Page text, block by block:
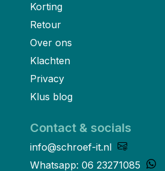
Korting
Retour
Over ons
Klachten
Privacy
Klus blog
Contact & socials
info@schroef-it.nl
Whatsapp: 06 23271085